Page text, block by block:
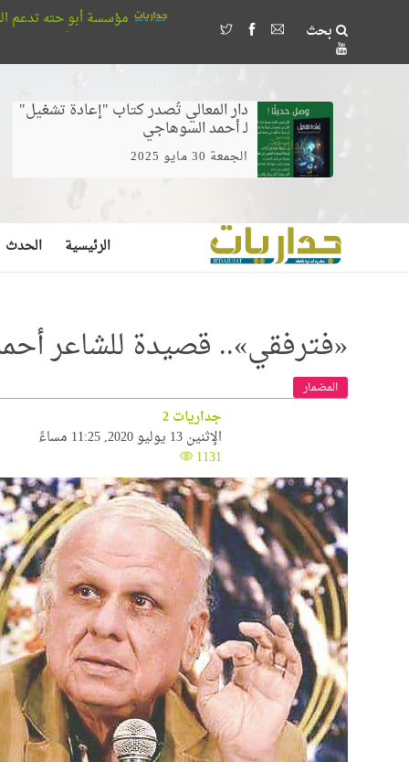
بحث
مؤسسة أبو حته تدعم المواهب القرآنية..
عن بديع صنع الله في البحر (فيديو)
دار المعالي تُصدر كتاب "إعادة تشغيل"
لـ أحمد السوهاجي
الجمعة 30 مايو 2025
الرئيسية الحدث
«فترفقي».. قصيدة للشاعر
المضمار
جداريات 2
الإثنين 13 يوليو 2020, 11:25 مساءً
1131